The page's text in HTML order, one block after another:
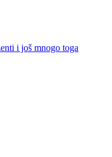
i još mnogo toga